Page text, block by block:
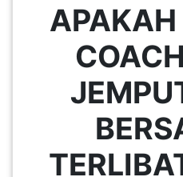
KENDERAAN(6)
ELEKTRONIK(5)
SUKAN/HOBI(2)